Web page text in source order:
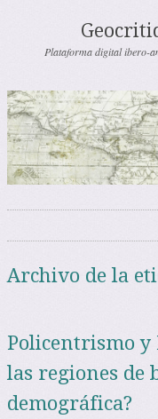
Plataforma digital ibero-
Archivo de la
Policentrismo y
las regiones de
demográfica?